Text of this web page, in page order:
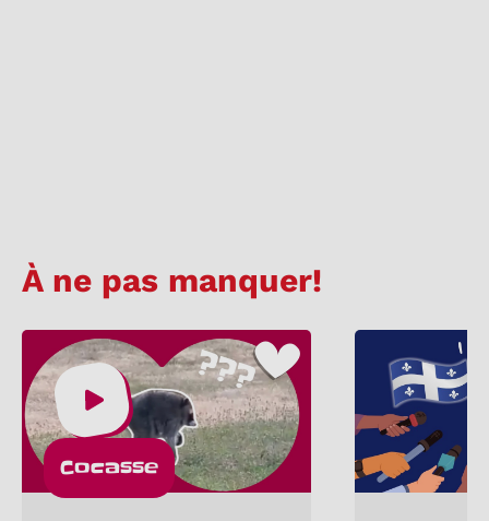
À ne pas manquer!
Cocasse